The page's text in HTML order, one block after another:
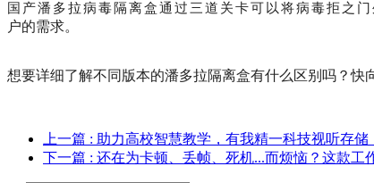
国产潘多拉病毒隔离盒通过三道关卡可以将病毒拒之
户的需求。
想要详细了解不同版本的潘多拉隔离盒有什么区别吗？快
上一篇 : 助力高校智慧教学，有我精一科技视听存储
下一篇 : 还在为卡顿、丢帧、死机...而烦恼？这款工